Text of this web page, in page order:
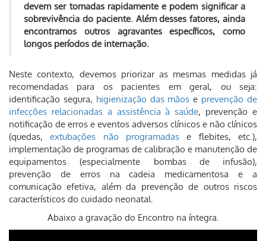
devem ser tomadas rapidamente e podem significar a
sobrevivência do paciente. Além desses fatores, ainda
encontramos outros agravantes específicos, como
longos períodos de internação.
Neste contexto, devemos priorizar as mesmas medidas já
recomendadas para os pacientes em geral, ou seja:
identificação segura, higienização das mãos e prevenção de
infecções relacionadas a assistência à saúde, prevenção e
notificação de erros e eventos adversos clínicos e não clínicos
(quedas,extubações não programadas e flebites, etc.),
implementação de programas de calibração e manutenção de
equipamentos (especialmente bombas de infusão),
prevenção de erros na cadeia medicamentosa e a
comunicação efetiva, além da prevenção de outros riscos
característicos do cuidado neonatal.
Abaixo a gravação do Encontro na íntegra.